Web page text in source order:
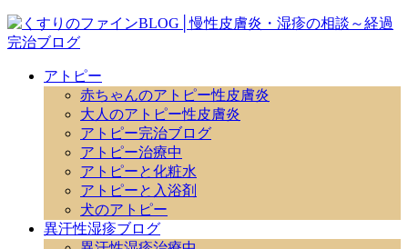
アトピー
赤ちゃんのアトピー性皮膚炎
大人のアトピー性皮膚炎
アトピー完治ブログ
アトピー治療中
アトピーと化粧水
アトピーと入浴剤
犬のアトピー
異汗性湿疹ブログ